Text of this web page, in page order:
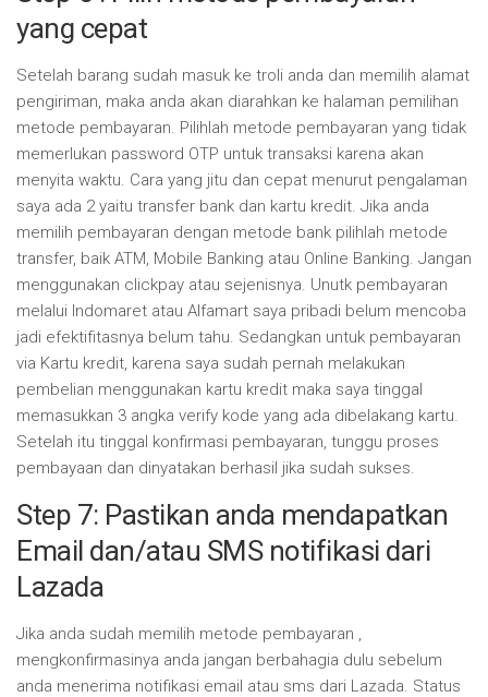
yang cepat
Setelah barang sudah masuk ke troli anda dan memilih alamat
pengiriman, maka anda akan diarahkan ke halaman pemilihan
metode pembayaran. Pilihlah metode pembayaran yang tidak
memerlukan password OTP untuk transaksi karena akan
menyita waktu. Cara yang jitu dan cepat menurut pengalaman
saya ada 2 yaitu transfer bank dan kartu kredit. Jika anda
memilih pembayaran dengan metode bank pilihlah metode
transfer, baik ATM, Mobile Banking atau Online Banking. Jangan
menggunakan clickpay atau sejenisnya. Unutk pembayaran
melalui Indomaret atau Alfamart saya pribadi belum mencoba
jadi efektifitasnya belum tahu. Sedangkan untuk pembayaran
via Kartu kredit, karena saya sudah pernah melakukan
pembelian menggunakan kartu kredit maka saya tinggal
memasukkan 3 angka verify kode yang ada dibelakang kartu.
Setelah itu tinggal konfirmasi pembayaran, tunggu proses
pembayaan dan dinyatakan berhasil jika sudah sukses.
Step 7: Pastikan anda mendapatkan
Email dan/atau SMS notifikasi dari
Lazada
Jika anda sudah memilih metode pembayaran ,
mengkonfirmasinya anda jangan berbahagia dulu sebelum
anda menerima notifikasi email atau sms dari Lazada. Status